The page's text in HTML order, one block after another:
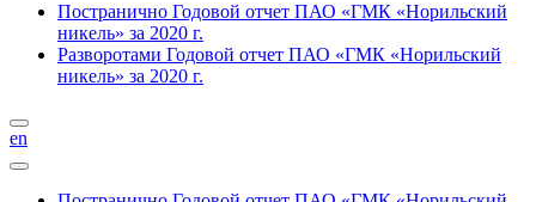
Постранично Годовой отчет ПАО «ГМК «Норильский
никель» за 2020 г.
Разворотами Годовой отчет ПАО «ГМК «Норильский
никель» за 2020 г.
en